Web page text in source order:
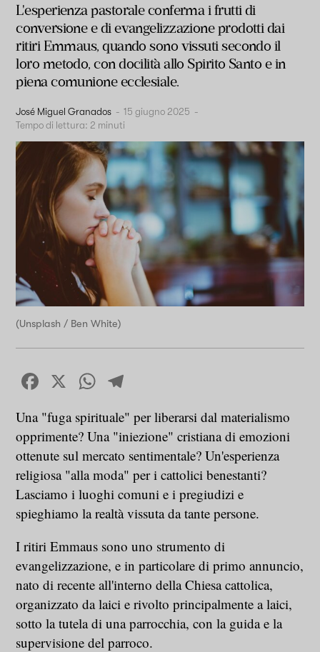
L'esperienza pastorale conferma i frutti di
conversione e di evangelizzazione prodotti dai
ritiri Emmaus, quando sono vissuti secondo il
loro metodo, con docilità allo Spirito Santo e in
piena comunione ecclesiale.
José Miguel Granados - 15 giugno 2025 -
Tempo di lettura: 2 minuti
(Unsplash / Ben White)
Facebook
X WhatsApp
Una "fuga spirituale" per liberarsi dal materialismo
opprimente? Una "iniezione" cristiana di emozioni
ottenute sul mercato sentimentale? Un'esperienza
religiosa "alla moda" per i cattolici benestanti?
Lasciamo i luoghi comuni e i pregiudizi e
spieghiamo la realtà vissuta da tante persone.
I ritiri Emmaus sono uno strumento di
evangelizzazione, e in particolare di primo annuncio,
nato di recente all'interno della Chiesa cattolica,
organizzato da laici e rivolto principalmente a laici,
sotto la tutela di una parrocchia, con la guida e la
supervisione del parroco.